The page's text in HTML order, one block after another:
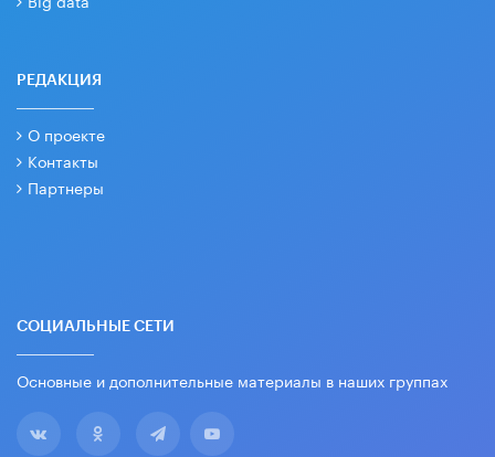
РЕДАКЦИЯ
О проекте
Контакты
Партнеры
СОЦИАЛЬНЫЕ СЕТИ
Основные и дополнительные материалы в наших группах